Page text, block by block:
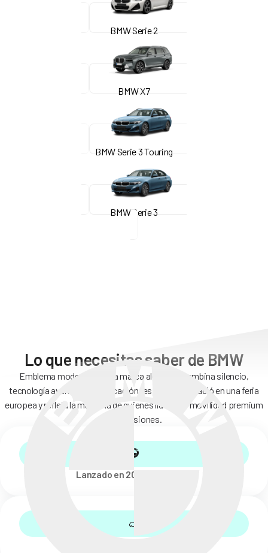
BMW Serie 2
BMW X7
BMW Serie 3 Touring
BMW Serie 3
Lo que necesitas saber de BMW
Emblema moderno de una marca alemana, combina silencio,
tecnología avanzada y fabricación responsable. Nació en una feria
europea y refleja la maestría de quienes lideran la movilidad premium
sin emisiones.
Lanzado en 2022 en Múnich.